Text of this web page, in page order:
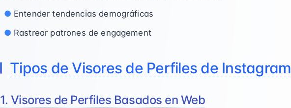
Entender tendencias demográficas
Rastrear patrones de engagement
Tipos de Visores de Perfiles de Instagram
1. Visores de Perfiles Basados en Web